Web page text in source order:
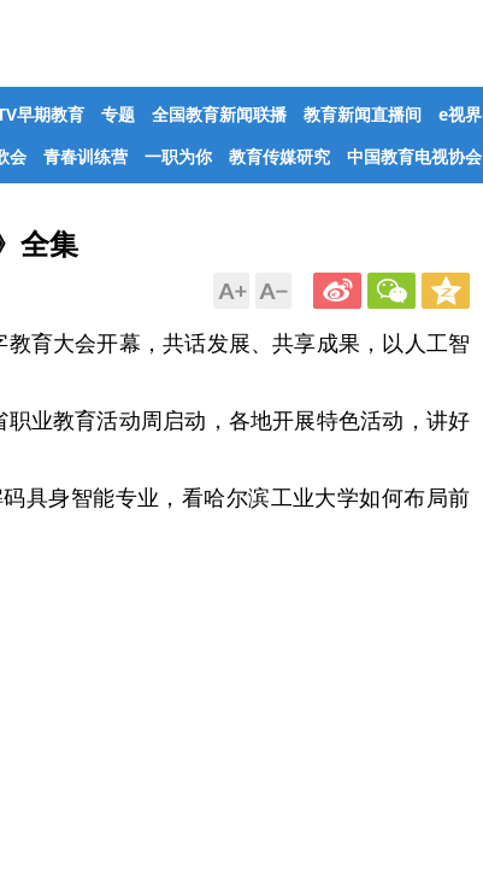
早期教育 专题 全国教育新闻联播 教育新闻直播间 e视界
会 青春训练营 一职为你 教育传媒研究 中国教育电视协会
全集
育大会开幕，共话发展、共享成果，以人工智
业教育活动周启动，各地开展特色活动，讲好
码具身智能专业，看哈尔滨工业大学如何布局前